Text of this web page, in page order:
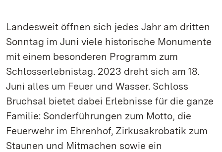
Landesweit öffnen sich jedes Jahr am dritten
Sonntag im Juni viele historische Monumente
mit einem besonderen Programm zum
Schlosserlebnistag. 2023 dreht sich am 18.
Juni alles um Feuer und Wasser. Schloss
Bruchsal bietet dabei Erlebnisse für die ganze
Familie: Sonderführungen zum Motto, die
Feuerwehr im Ehrenhof, Zirkusakrobatik zum
Staunen und Mitmachen sowie ein